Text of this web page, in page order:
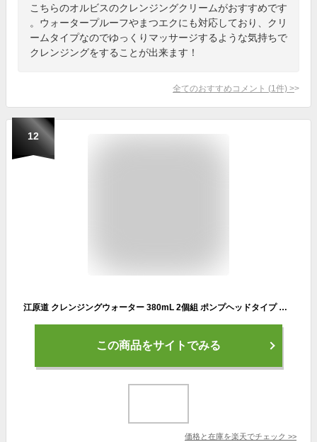
こちらのオルビスのクレンジングクリームがおすすめです
。ウォータープルーフやまつエクにも対応しており、クリ
ームタイプなのでゆっくりマッサージするような気持ちで
クレンジングをすることが出来ます！
全てのおすすめコメント (1 件) >
12
江原道 クレンジングウォーター 380mL 2個組 ポンプヘッドタイプ メイク落とし Koh Gen Do コウゲンドウ クレンジング 化粧品 基礎化粧品 温泉水 SPA水 ハーブ 拭き取り W洗顔不要 弱酸性 日本製 メイク ウォータープルーフ アルコール不使用
この商品をサイトでみる
価格と在庫を楽天でチェック >>